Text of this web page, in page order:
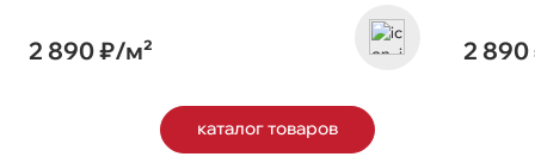
2 890 ₽/м² 2
каталог товаров